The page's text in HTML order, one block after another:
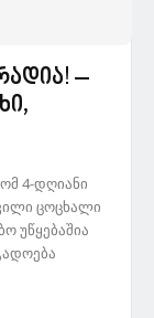
–
4-დღიანი
ცოცხალი
უწყებაშია